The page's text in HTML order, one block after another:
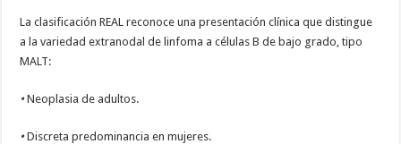
La clasificación REAL reconoce una presentación clínica que distingue
a la variedad extranodal de linfoma a células B de bajo grado, tipo
MALT:
•Neoplasia de adultos.
•Discreta predominancia en mujeres.